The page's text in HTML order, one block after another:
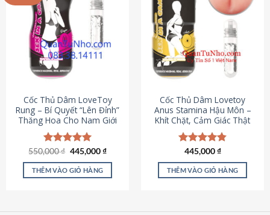
Cốc Thủ Dâm LoveToy
Rung – Bí Quyết “Lên Đỉnh”
Thăng Hoa Cho Nam Giới
Được xếp
hạng5.00
5 sao
550,000₫ Giá
là:
550,000 ₫.
445,000₫Giá
tại
THÊM VÀO GIỎ HÀNG
Cốc Thủ Dâm Lovetoy
Anus Stamina Hậu Môn –
Khít Chặt, Cảm Giác Thật
Được xếp
hạng4.84
5 sao
445,000₫
THÊM VÀO GIỎ HÀNG